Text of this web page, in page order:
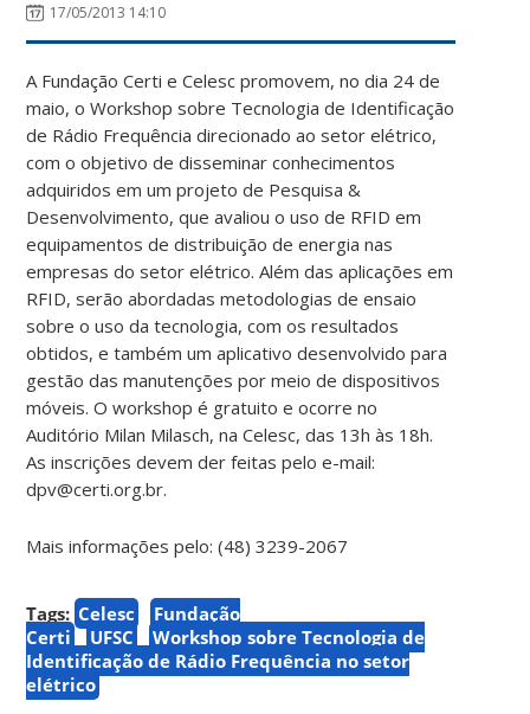
17/05/2013 14:10
A Fundação Certi e Celesc promovem, no dia 24 de
maio, o Workshop sobre Tecnologia de Identificação
de Rádio Frequência direcionado ao setor elétrico,
com o objetivo de disseminar conhecimentos
adquiridos em um projeto de Pesquisa &
Desenvolvimento, que avaliou o uso de RFID em
equipamentos de distribuição de energia nas
empresas do setor elétrico. Além das aplicações em
RFID, serão abordadas metodologias de ensaio
sobre o uso da tecnologia, com os resultados
obtidos, e também um aplicativo desenvolvido para
gestão das manutenções por meio de dispositivos
móveis. O workshop é gratuito e ocorre no
Auditório Milan Milasch, na Celesc, das 13h às 18h.
As inscrições devem der feitas pelo e-mail:
dpv@certi.org.br.
Mais informações pelo: (48) 3239-2067
Tags: Celesc
Fundação
Certi
UFSC
Workshop sobre Tecnologia de
Identificação de Rádio Frequência no setor
elétrico